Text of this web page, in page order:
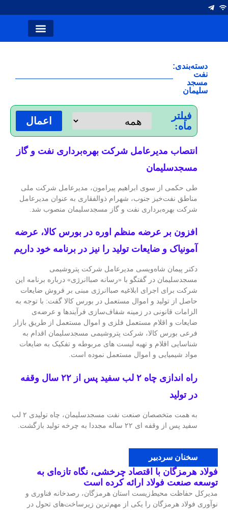
دسته‌بندی:
نفت
مسجد
سلیمان
فیلتر
ماه:
اعمال
انتصاب مدیرعامل شرکت بهره‌برداری نفت و گاز
مسجدسلیمان
طی حکمی از سوی ابراهیم پیرامون، مدیرعامل شرکت ملی
مناطق نفت‌خیز جنوب، شهرام ذوالفقاری به عنوان مدیرعامل
شرکت بهره‌برداری نفت و گاز مسجدسلیمان منصوب شد.
افزون بر عرضه منظم اوره در بورس کالا، عرضه
آمونیاک و ضایعات تولید را نیز در برنامه خود داریم
دکتر پیمان شاه‌ویسی مدیرعامل شرکت پتروشیمی
مسجدسلیمان در گفتگو با «رسانه صباانرژی» درباره برنامه این
شرکت برای اجرای ابلاغیه صباانرژی مبنی بر فروش ضایعات
حاصل از تولید و اموال مستعمل در بورس کالا گفت: با توجه به
الزامات قانونی در زمینه شفاف‌سازی فرآیندها و عرضه‌ی
ضایعات و اقلام مستعمل فلزی و اموال مستعمل از طریق بازار
فرعی بورس کالا، شرکت پتروشیمی مسجدسلیمان اقدام به
شناسایی اقلام و تهیه لیست های مربوطه و تفکیک به ضایعات
مواد شیمیایی و اموال مستعمل نموده است.
راه اندازی چاه ۲ لب سفید پس از ۲۲ سال وقفه
در تولید
به همت متخصصان صنعت نفت مسجدسلیمان، چاه تولیدی ۲ لب
سفید پس از وقفه ای ۲۲ ساله مجددا به چرخه تولید بازگشت.
سخنان سردبیر
فولاد هرمزگان با اقتصاد چرخشی، نگاه تازه‌ای به
توسعه صنعت فولاد ارائه کرده است
مدیرکل حفاظت محیط‌زیست استان هرمزگان، رصدخانه فناوری و
نوآوری فولاد هرمزگان را یکی از مهم‌ترین زیرساخت‌های تحول در